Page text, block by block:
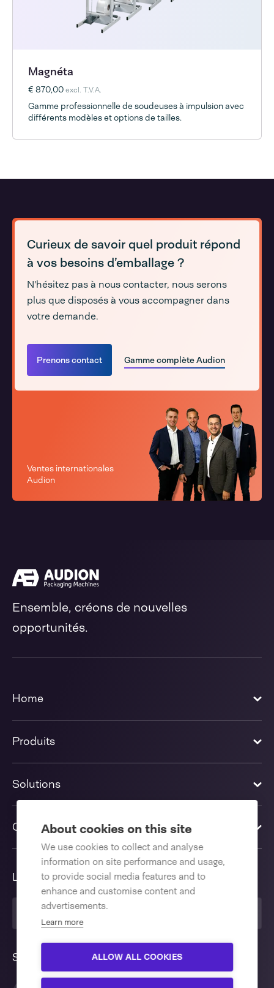
About cookies on this site
We use cookies to collect and analyse
information on site performance and usage,
to provide social media features and to
enhance and customise content and
advertisements.
Learn more
ALLOW ALL COOKIES
Magnéta
€ 870,00excl. T.V.A.
Gamme professionnelle de soudeuses à impulsion avec
différents modèles et options de tailles.
Curieux de savoir quel produit répond
à vos besoins d’emballage ?
N'hésitez pas à nous contacter, nous serons
plus que disposés à vous accompagner dans
votre demande.
Prenons contact Gamme complète Audion
Ventes internationales
Audion
Ensemble, créons de nouvelles
opportunités.
Home
Produits
Solutions
Contactez-nous
Langue
Suivez nous